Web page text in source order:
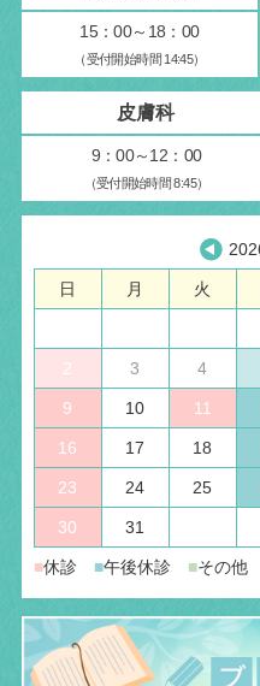
15：00～18：00
（受付開始時間 14:45）
皮膚科
9：00～12：00
（受付開始時間 8:45）
日 月 火
2 3 4
9 10 11
16 17 18
23 24 25
30 31
■休診 ■午後休診 ■その他